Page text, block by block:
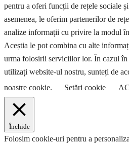
pentru a oferi funcții de rețele sociale
asemenea, le oferim partenerilor de
analize informații cu privire la modul
Aceștia le pot combina cu alte
urma folosirii serviciilor lor. În cazul în
utilizați website-ul nostru, sunteți de
noastre cookie.
Setări cookie
Închide
Folosim cookie-uri pentru a